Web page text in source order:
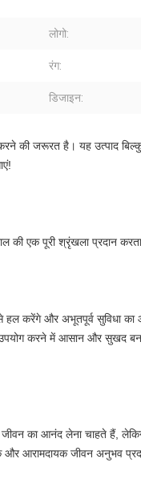
लोगो:
रंग:
डिजाइन:
की जरूरत है। यह उत्पाद
की एक पूरी श्रृंखला प्रदान
हल करेंगे और अभूतपूर्व सुविधा
करने में आसान और सुखद
का आनंद लेना चाहते हैं,
आरामदायक जीवन अनुभव